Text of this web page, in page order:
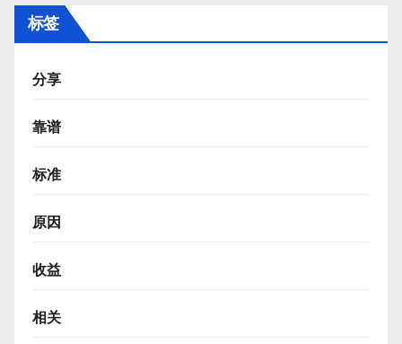
标签
分享
靠谱
标准
原因
收益
相关